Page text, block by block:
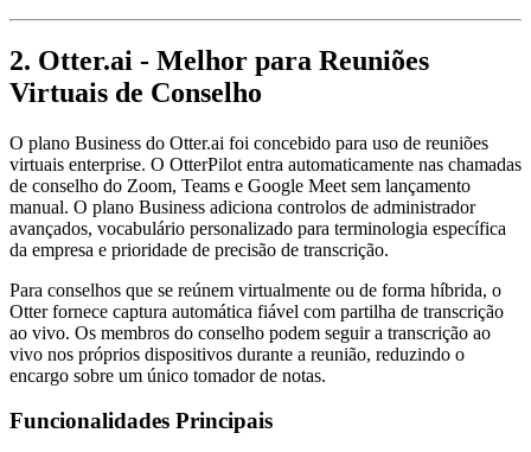
2. Otter.ai - Melhor para Reuniões
Virtuais de Conselho
O plano Business do Otter.ai foi concebido para uso de reuniões
virtuais enterprise. O OtterPilot entra automaticamente nas chamadas
de conselho do Zoom, Teams e Google Meet sem lançamento
manual. O plano Business adiciona controlos de administrador
avançados, vocabulário personalizado para terminologia específica
da empresa e prioridade de precisão de transcrição.
Para conselhos que se reúnem virtualmente ou de forma híbrida, o
Otter fornece captura automática fiável com partilha de transcrição
ao vivo. Os membros do conselho podem seguir a transcrição ao
vivo nos próprios dispositivos durante a reunião, reduzindo o
encargo sobre um único tomador de notas.
Funcionalidades Principais